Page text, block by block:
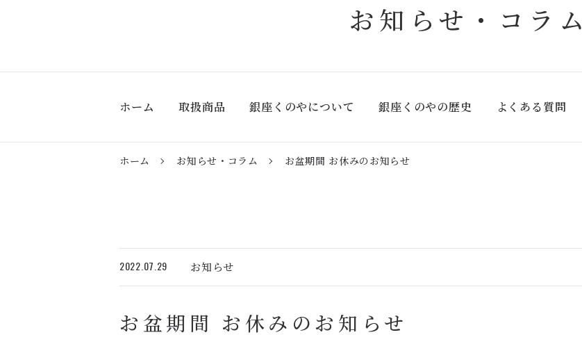
お知らせ・コラム
ホーム 取扱商品
和装衣装
銀座くのやについて 銀座くのやの歴史 よくある質問
ホーム お知らせ・コラム お盆期間 お休みのお知らせ
2022.07.29 お知らせ
お盆期間 お休みのお知らせ